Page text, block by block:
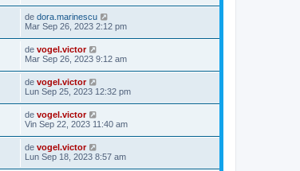
de dora.marinescu
Mar Sep 26, 2023 2:12 pm
de vogel.victor
Mar Sep 26, 2023 9:12 am
de vogel.victor
Lun Sep 25, 2023 12:32 pm
de vogel.victor
Vin Sep 22, 2023 11:40 am
de vogel.victor
Lun Sep 18, 2023 8:57 am